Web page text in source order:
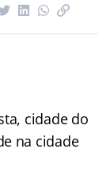
cidade do
na cidade